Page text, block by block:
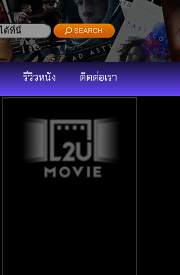
รีวิวหนัง ติดต่อเรา